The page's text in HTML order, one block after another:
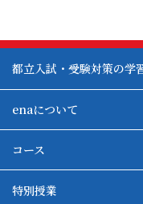
都立入試・受験対策の学
enaについて
ena本部について
コース
特別授業